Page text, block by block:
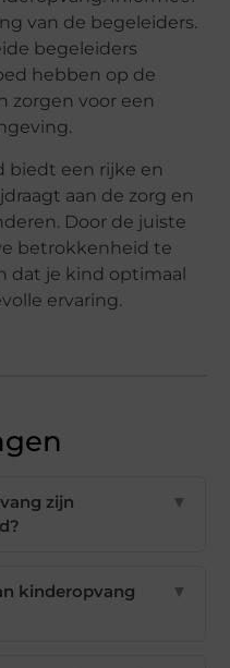
van de begeleiders.
begeleiders
hebben op de
zorgen voor een
biedt een rijke en
aan de zorg en
Door de juiste
betrokkenheid te
dat je kind optimaal
ervaring.
zijn
▼
kinderopvang
▼